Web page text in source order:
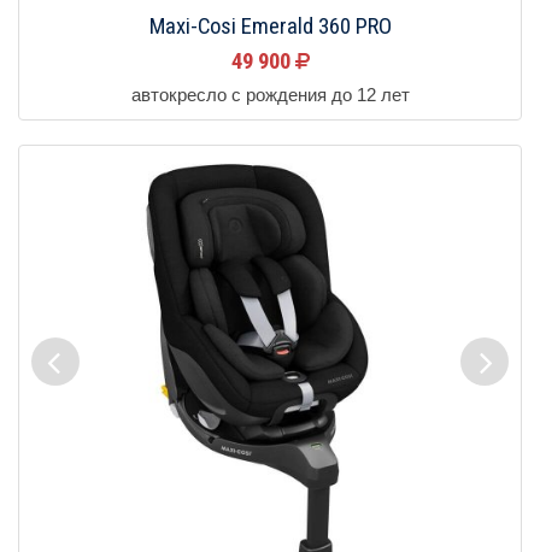
Maxi-Cosi Emerald 360 PRO
49 900
автокресло с рождения до 12 лет